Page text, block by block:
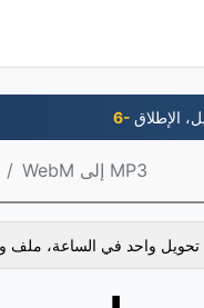
WebM إلى MP3
تحويل واحد في الساعة، ملف